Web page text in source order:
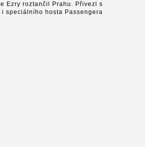
Ezry roztančil Prahu. Přivezl s
i speciálního hosta Passengera